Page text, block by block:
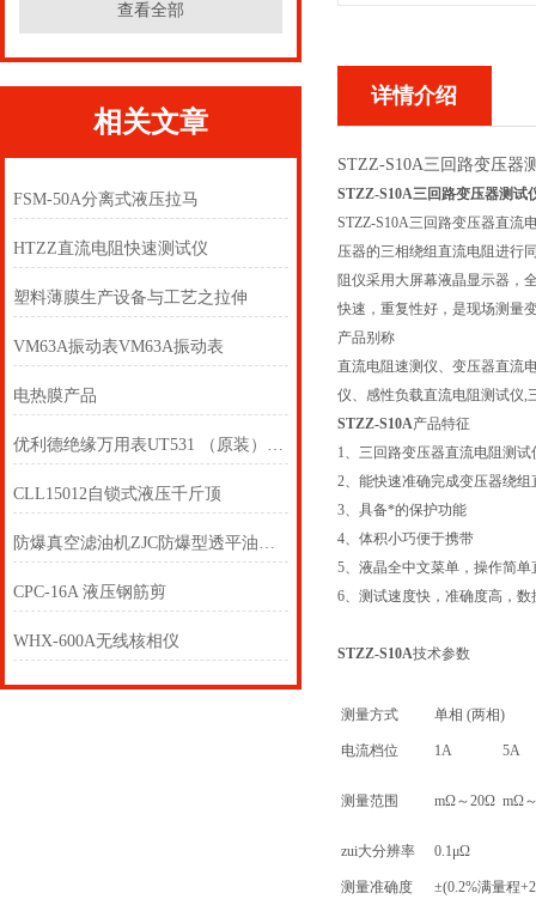
查看全部
相关文章
FSM-50A分离式液压拉马
HTZZ直流电阻快速测试仪
塑料薄膜生产设备与工艺之拉伸
VM63A振动表VM63A振动表
电热膜产品
优利德绝缘万用表UT531 （原装）兆欧表，绝缘表，二合一
CLL15012自锁式液压千斤顶
防爆真空滤油机ZJC防爆型透平油滤油机TY-B防爆真空滤油机
CPC-16A 液压钢筋剪
WHX-600A无线核相仪
详情介绍
STZZ-S10A三回路变压器
STZZ-S10A三回路变压器测试
STZZ-S10A三回路变压器直流
压器的三相绕组直流电阻进行
阻仪采用大屏幕液晶显示器，
快速，重复性好，是现场测量
产品别称
直流电阻速测仪、变压器直流
仪、感性负载直流电阻测试仪,
STZZ-S10A产品特征
1、三回路变压器直流电阻测
2、能快速准确完成变压器绕
3、具备*的保护功能
4、体积小巧便于携带
5、液晶全中文菜单，操作简单
6、测试速度快，准确度高，
STZZ-S10A技术参数
测量方式 单相 (两相)
电流档位 1A 5A
测量范围 mΩ～20Ω mΩ
zui大分辨率 0.1μΩ
测量准确度 ±(0.2%满量程